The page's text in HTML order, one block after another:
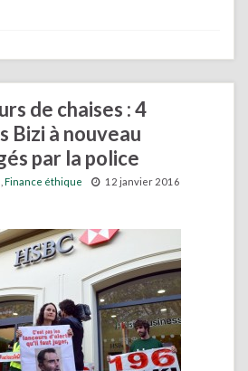
de chaises : 4
Bizi à nouveau
par la police
Finance éthique
12 janvier 2016